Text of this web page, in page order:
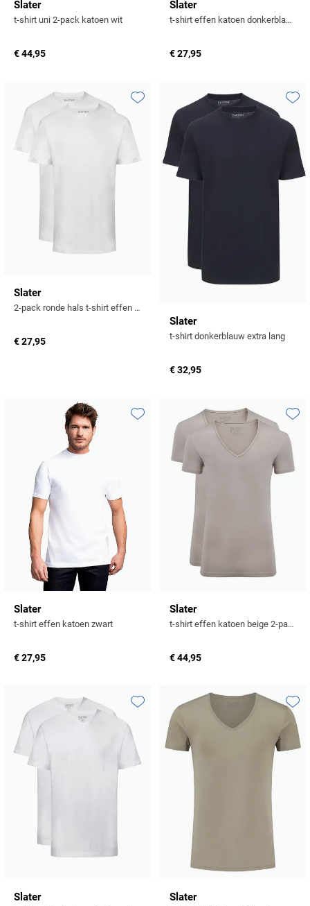
Slater
t-shirt uni 2-pack katoen wit
€ 44,95
Slater
t-shirt effen katoen donkerblauw
€ 27,95
Slater
2-pack ronde hals t-shirt effen katoen wit
€ 27,95
Toevoegen aan favorieten
Slater
t-shirt donkerblauw extra lang
€ 32,95
Slater
t-shirt effen katoen zwart
€ 27,95
Toevoegen aan favorieten
Slater
t-shirt effen katoen beige 2-pack
€ 44,95
Slater
Toevoegen aan favorieten
Slater